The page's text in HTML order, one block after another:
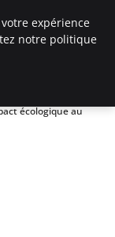
écologique au
expérience
notre politique